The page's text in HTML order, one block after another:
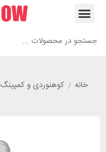
خانه/ کوهنوردی و کمپینگ/